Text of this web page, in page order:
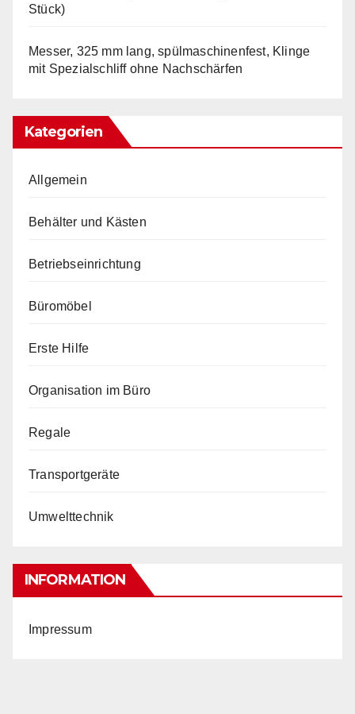
Stück)
Messer, 325 mm lang, spülmaschinenfest, Klinge
mit Spezialschliff ohne Nachschärfen
Kategorien
Allgemein
Behälter und Kästen
Betriebseinrichtung
Büromöbel
Erste Hilfe
Organisation im Büro
Regale
Transportgeräte
Umwelttechnik
INFORMATION
Impressum